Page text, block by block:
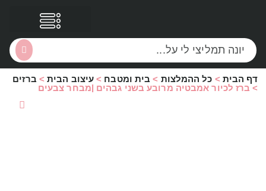
דף הבית > כל ההמלצות > בית ומטבח > עיצוב הבית> ברזים
> ברז לכיור אמבטיה מרובע בשני גבהים |מבחר צבעים